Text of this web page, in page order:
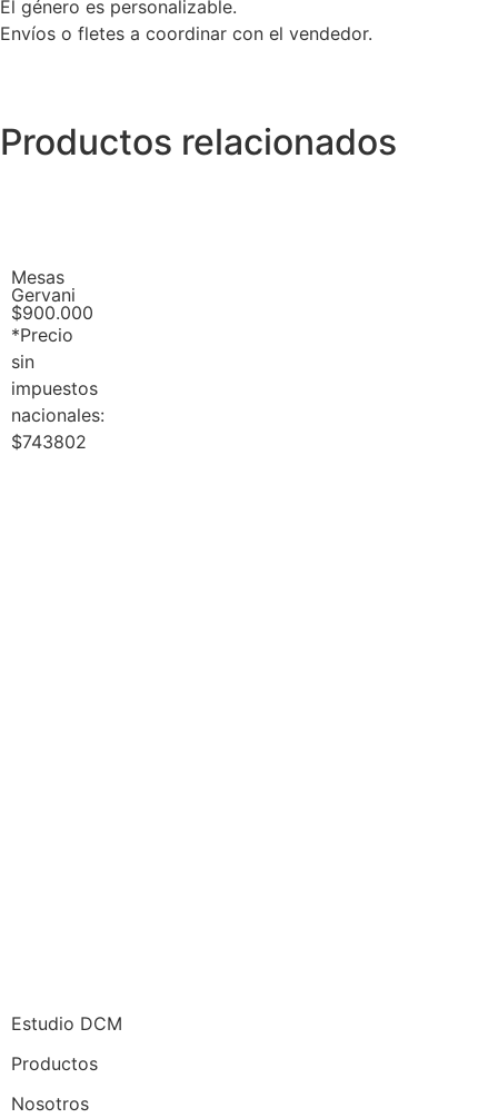
El género es personalizable.
Envíos o fletes a coordinar con el vendedor.
Productos relacionados
Mesas
Gervani
$900.000
*Precio
sin
impuestos
nacionales:
$743802
Estudio DCM
Productos
Nosotros